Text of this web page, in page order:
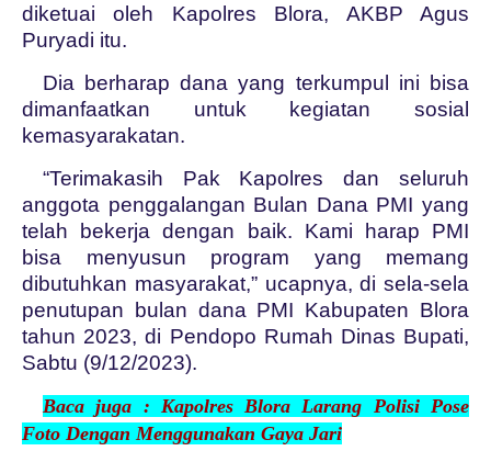
diketuai oleh Kapolres Blora, AKBP Agus
Puryadi itu.
Dia berharap dana yang terkumpul ini bisa
dimanfaatkan untuk kegiatan sosial
kemasyarakatan.
“Terimakasih Pak Kapolres dan seluruh
anggota penggalangan Bulan Dana PMI yang
telah bekerja dengan baik. Kami harap PMI
bisa menyusun program yang memang
dibutuhkan masyarakat,” ucapnya, di sela-sela
penutupan bulan dana PMI Kabupaten Blora
tahun 2023, di Pendopo Rumah Dinas Bupati,
Sabtu (9/12/2023).
Baca juga : Kapolres Blora Larang Polisi Pose
Foto Dengan Menggunakan Gaya Jari